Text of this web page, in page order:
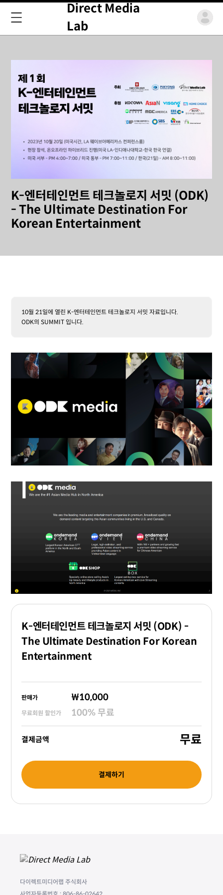
Direct Media
Lab
K-엔터테인먼트 테크놀로지 서밋 (ODK)
- The Ultimate Destination For
Korean Entertainment
10월 21일에 열린 K-엔터테인먼트 테크놀로지 서밋 자료입니다.
ODK의 SUMMIT 입니다.
K-엔터테인먼트 테크놀로지 서밋 (ODK) -
The Ultimate Destination For Korean
Entertainment
판매가 ₩10,000
무료회원 할인가 100% 무료
결제금액 무료
결제하기
다이렉트미디어랩 주식회사